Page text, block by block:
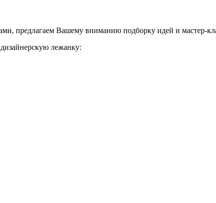
предлагаем Вашему вниманию подборку идей и мастер-
лежанку: